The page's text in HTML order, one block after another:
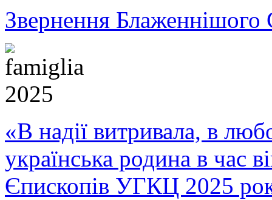
Звернення Блаженнішого
«В надії витривала, в
українська родина в час
Єпископів УГКЦ 2025